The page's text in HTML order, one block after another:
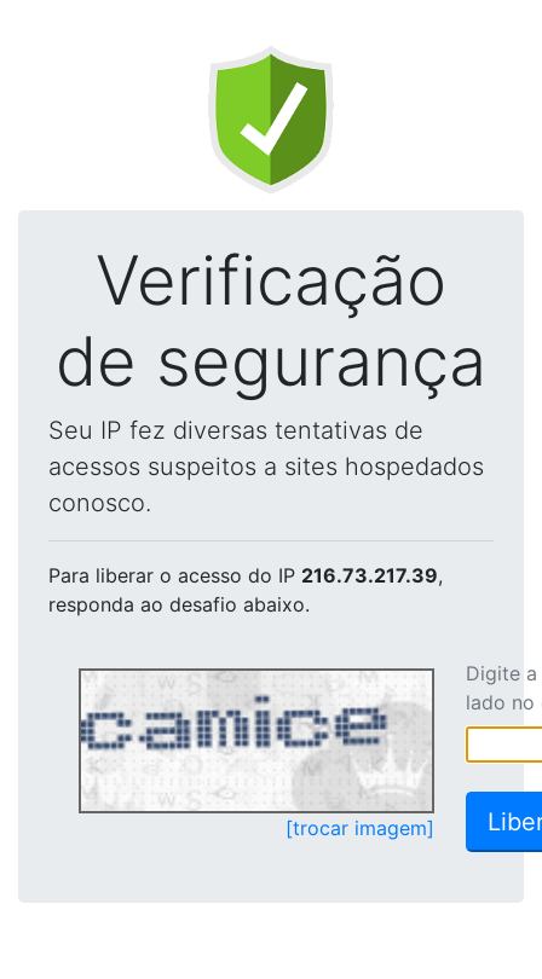
Verificação
de segurança
Seu IP fez diversas tentativas de
acessos suspeitos a sites hospedados
conosco.
Para liberar o acesso do IP 216.73.217.39,
responda ao desafio abaixo.
[trocar imagem]
Digite
lado no